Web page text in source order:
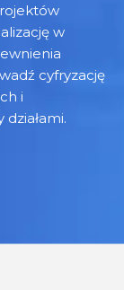
w
cyfryzację
i